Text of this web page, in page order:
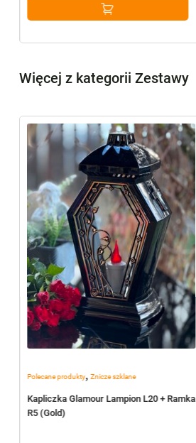
Więcej z kategorii Zestawy
Polecane produkty, Znicze szklane
Kapliczka Glamour Lampion L20 + Ramka
R5 (Gold)